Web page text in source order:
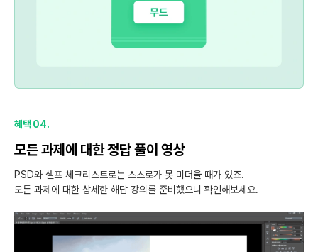
혜택 04.
모든 과제에 대한 정답 풀이 영상
PSD와 셀프 체크리스트로는 스스로가 못 미더울 때가 있죠.
모든 과제에 대한 상세한 해답 강의를 준비했으니 확인해보세요.